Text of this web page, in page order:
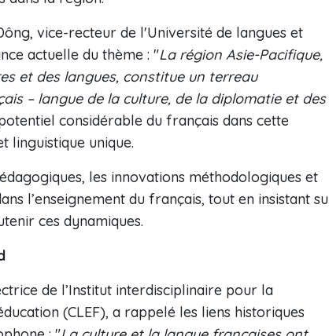
vice-recteur de l'Université de langues et
actuelle du thème : "La région Asie-Pacifique,
et des langues, constitue un terreau
– langue de la culture, de la diplomatie et des
considérable du français dans cette
linguistique unique.
les innovations méthodologiques et
l’enseignement du français, tout en insistant
ces dynamiques.
de l’Institut interdisciplinaire pour la
(CLEF), a rappelé les liens historiques